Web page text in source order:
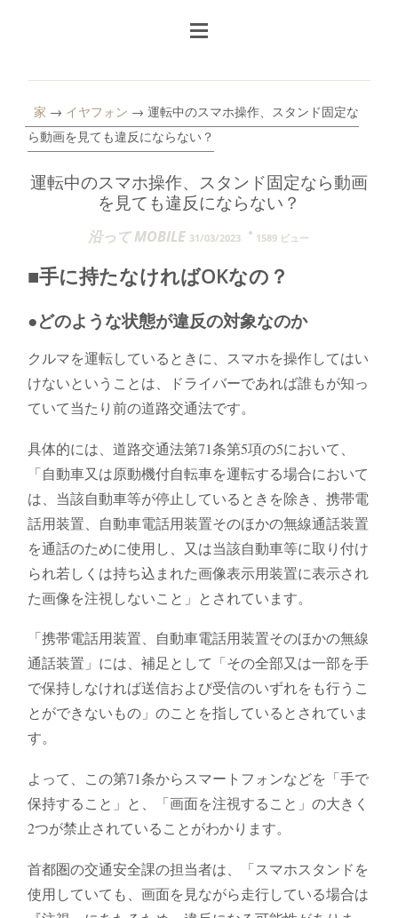
家 → イヤフォン → 運転中のスマホ操作、スタンド固定な
ら動画を見ても違反にならない？
運転中のスマホ操作、スタンド固定なら動画
を見ても違反にならない？
沿って MOBILE 31/03/2023 1589 ビュー
■手に持たなければOKなの？
●どのような状態が違反の対象なのか
クルマを運転しているときに、スマホを操作してはい
けないということは、ドライバーであれば誰もが知っ
ていて当たり前の道路交通法です。
具体的には、道路交通法第71条第5項の5において、
「自動車又は原動機付自転車を運転する場合において
は、当該自動車等が停止しているときを除き、携帯電
話用装置、自動車電話用装置そのほかの無線通話装置
を通話のために使用し、又は当該自動車等に取り付け
られ若しくは持ち込まれた画像表示用装置に表示され
た画像を注視しないこと」とされています。
「携帯電話用装置、自動車電話用装置そのほかの無線
通話装置」には、補足として「その全部又は一部を手
で保持しなければ送信および受信のいずれをも行うこ
とができないもの」のことを指しているとされていま
す。
よって、この第71条からスマートフォンなどを「手で
保持すること」と、「画面を注視すること」の大きく
2つが禁止されていることがわかります。
首都圏の交通安全課の担当者は、「スマホスタンドを
使用していても、画面を見ながら走行している場合は